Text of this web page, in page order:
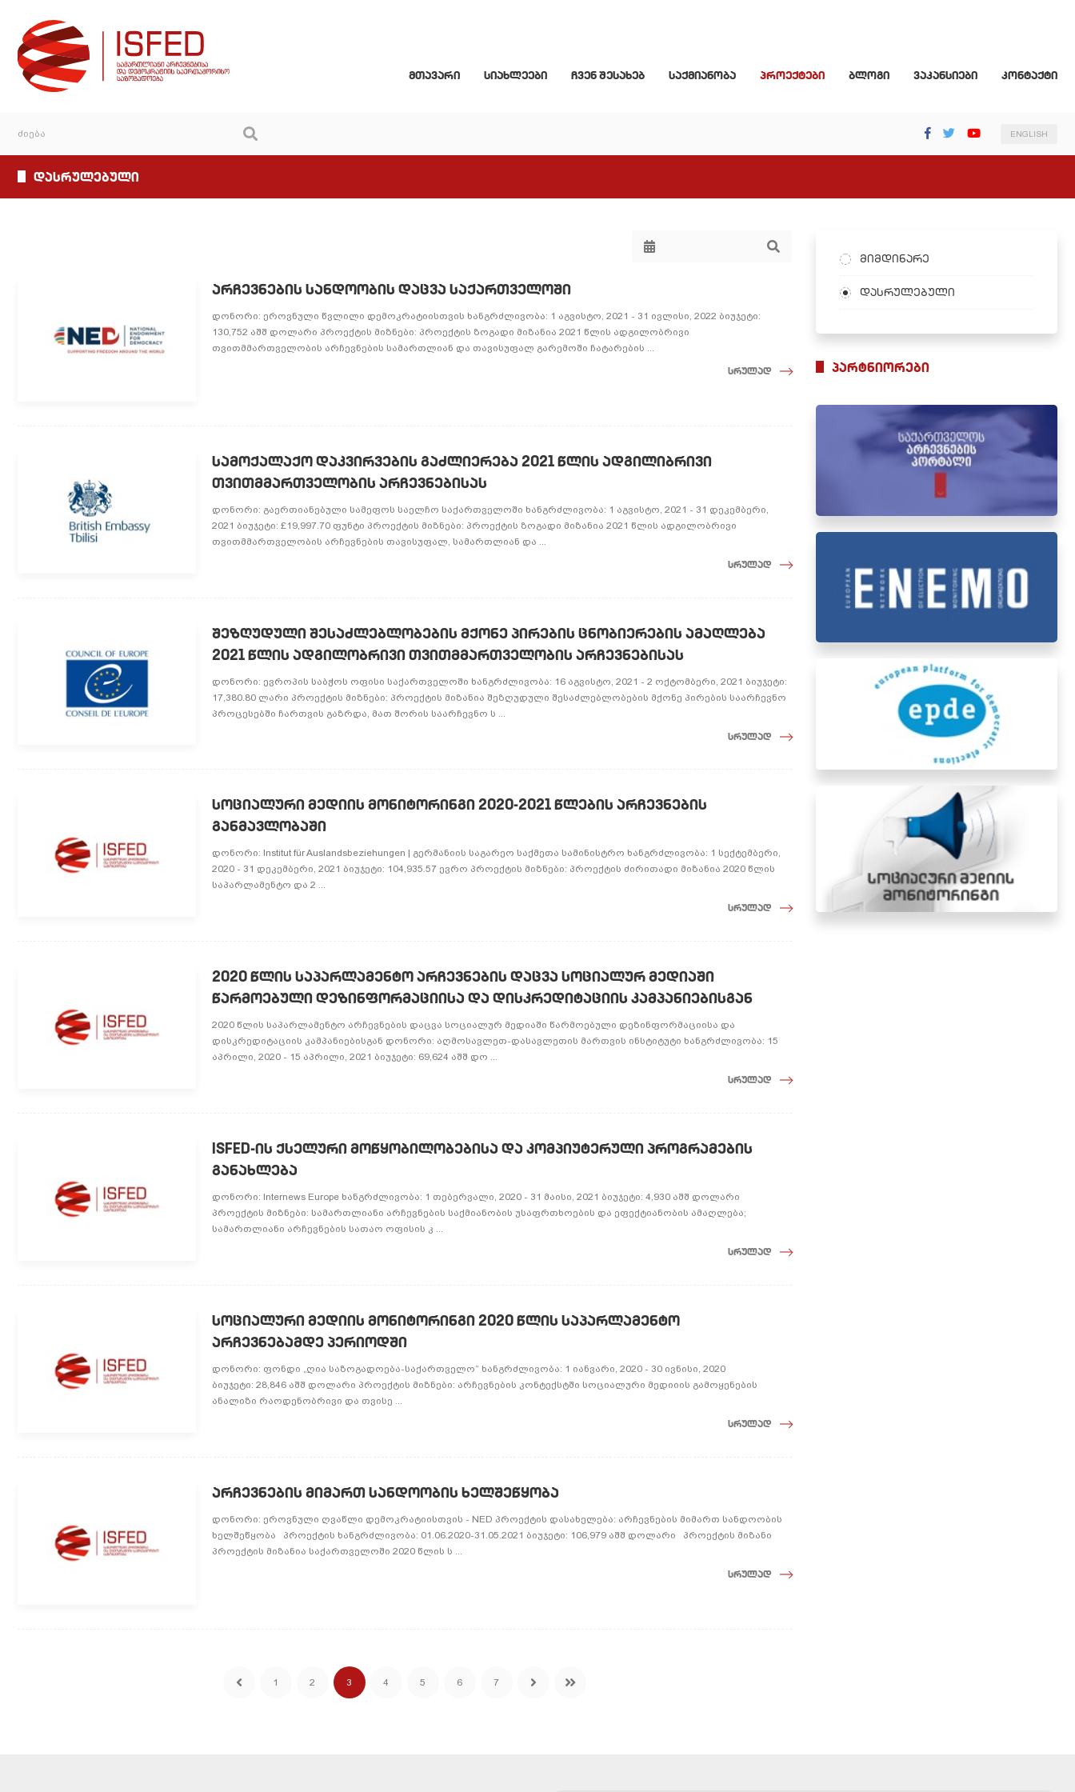
მთავარი სიახლეები ჩვენ შესახებ საქმიანობა პროექტები ბლოგი ვაკანსიები კონტაქტი
ENGLISH
დასრულებული
არჩევნების სანდოობის დაცვა საქართველოში
დონორი: ეროვნული წვლილი დემოკრატიისთვის ხანგრძლივობა: 1 აგვისტო, 2021 - 31 ივლისი, 2022 ბიუჯეტი:
130,752 აშშ დოლარი პროექტის მიზნები: პროექტის ზოგადი მიზანია 2021 წლის ადგილობრივი
თვითმმართველობის არჩევნების სამართლიან და თავისუფალ გარემოში ჩატარების ...
სრულად
სამოქალაქო დაკვირვების გაძლიერება 2021 წლის ადგილიბრივი
თვითმმართველობის არჩევნებისას
დონორი: გაერთიანებული სამეფოს საელჩო საქართველოში ხანგრძლივობა: 1 აგვისტო, 2021 - 31 დეკემბერი,
2021 ბიუჯეტი: £19,997.70 ფუნტი პროექტის მიზნები: პროექტის ზოგადი მიზანია 2021 წლის ადგილობრივი
თვითმმართველობის არჩევნების თავისუფალ, სამართლიან და ...
სრულად
შეზღუდული შესაძლებლობების მქონე პირების ცნობიერების ამაღლება
2021 წლის ადგილობრივი თვითმმართველობის არჩევნებისას
დონორი: ევროპის საბჭოს ოფისი საქართველოში ხანგრძლივობა: 16 აგვისტო, 2021 - 2 ოქტომბერი, 2021 ბიუჯეტი:
17,380.80 ლარი პროექტის მიზნები: პროექტის მიზანია შეზღუდული შესაძლებლობების მქონე პირების საარჩევნო
პროცესებში ჩართვის გაზრდა, მათ შორის საარჩევნო ს ...
სრულად
სოციალური მედიის მონიტორინგი 2020-2021 წლების არჩევნების
განმავლობაში
დონორი: Institut für Auslandsbeziehungen | გერმანიის საგარეო საქმეთა სამინისტრო ხანგრძლივობა: 1 სექტემბერი,
2020 - 31 დეკემბერი, 2021 ბიუჯეტი: 104,935.57 ევრო პროექტის მიზნები: პროექტის ძირითადი მიზანია 2020 წლის
საპარლამენტო და 2 ...
სრულად
2020 წლის საპარლამენტო არჩევნების დაცვა სოციალურ მედიაში
წარმოებული დეზინფორმაციისა და დისკრედიტაციის კამპანიებისგან
2020 წლის საპარლამენტო არჩევნების დაცვა სოციალურ მედიაში წარმოებული დეზინფორმაციისა და
დისკრედიტაციის კამპანიებისგან დონორი: აღმოსავლეთ-დასავლეთის მართვის ინსტიტუტი ხანგრძლივობა: 15
აპრილი, 2020 - 15 აპრილი, 2021 ბიუჯეტი: 69,624 აშშ დო ...
სრულად
ISFED-ის ქსელური მოწყობილობებისა და კომპიუტერული პროგრამების
განახლება
დონორი: Internews Europe ხანგრძლივობა: 1 თებერვალი, 2020 - 31 მაისი, 2021 ბიუჯეტი: 4,930 აშშ დოლარი
პროექტის მიზნები: სამართლიანი არჩევნების საქმიანობის უსაფრთხოების და ეფექტიანობის ამაღლება;
სამართლიანი არჩევნების სათაო ოფისის კ ...
სრულად
სოციალური მედიის მონიტორინგი 2020 წლის საპარლამენტო
არჩევნებამდე პერიოდში
დონორი: ფონდი „ღია საზოგადოება-საქართველო“ ხანგრძლივობა: 1 იანვარი, 2020 - 30 ივნისი, 2020
ბიუჯეტი: 28,846 აშშ დოლარი პროექტის მიზნები: არჩევნების კონტექსტში სოციალური მედიიის გამოყენების
ანალიზი რაოდენობრივი და თვისე ...
სრულად
არჩევნების მიმართ სანდოობის ხელშეწყობა
დონორი: ეროვნული ღვაწლი დემოკრატიისთვის - NED პროექტის დასახელება: არჩევნების მიმართ სანდოობის
ხელშეწყობა პროექტის ხანგრძლივობა: 01.06.2020-31.05.2021 ბიუჯეტი: 106,979 აშშ დოლარი პროექტის მიზანი
პროექტის მიზანია საქართველოში 2020 წლის ს ...
სრულად
1 2 3 4 5 6 7
მიმდინარე
დასრულებული
პარტნიორები